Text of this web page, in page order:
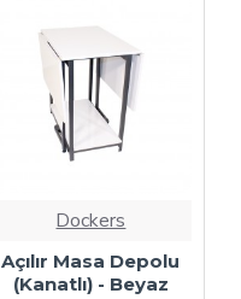
Dockers
Açılır Masa Depolu
(Kanatlı) - Beyaz